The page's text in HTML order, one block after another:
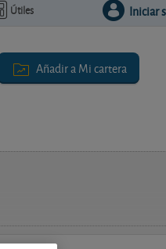
Útiles Iniciar
Añadir a Mi cartera